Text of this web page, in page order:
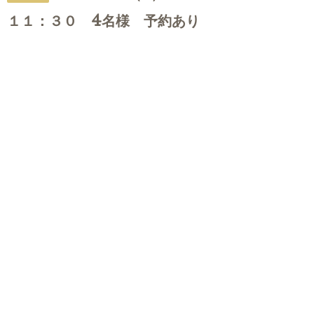
１１：３０ 4名様 予約あり